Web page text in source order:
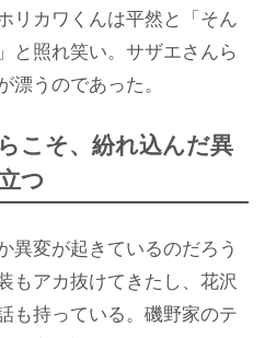
リカワくんは平然と「そん
と照れ笑い。サザエさんら
うのであった。
こそ、紛れ込んだ異
つ
異変が起きているのだろう
もアカ抜けてきたし、花沢
も持っている。磯野家のテ